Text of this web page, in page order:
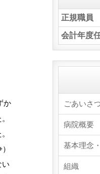
か
い
正規職員
会計年度
ごあいさ
病院概要
基本理念
組織